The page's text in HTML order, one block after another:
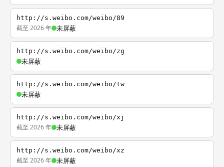
http://s.weibo.com/weibo/89
截至 2026 年 未屏蔽
http://s.weibo.com/weibo/zg
未屏蔽
http://s.weibo.com/weibo/tw
未屏蔽
http://s.weibo.com/weibo/xj
截至 2026 年 未屏蔽
http://s.weibo.com/weibo/xz
截至 2026 年 未屏蔽